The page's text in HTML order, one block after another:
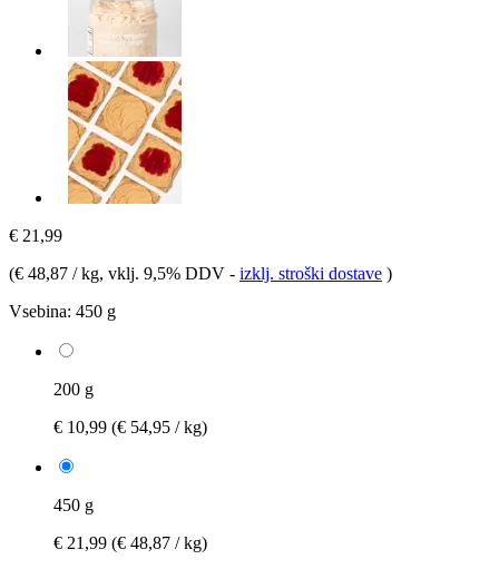
€ 21,99
(€ 48,87 / kg, vklj. 9,5% DDV - izklj. stroški dostave )
Vsebina: 450 g
200 g
€ 10,99 (€ 54,95 / kg)
450 g
€ 21,99 (€ 48,87 / kg)